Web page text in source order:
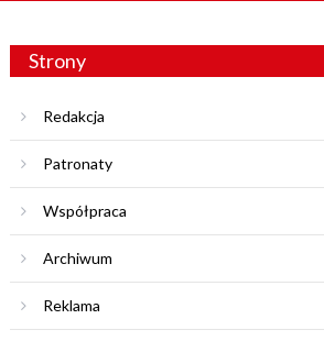
Strony
Redakcja
Patronaty
Współpraca
Archiwum
Reklama